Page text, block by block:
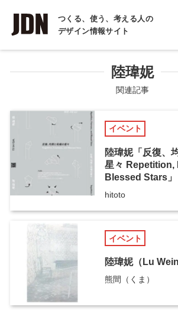
つくる、使う、考える人の
デザイン情報サイト
INTERVIEW
インタビュー
COLUMN
陸瑋妮
関連記事
イベント
陸瑋妮「反復、
星々 Repetition,
Blessed Stars」
hitoto
イベント
陸瑋妮（Lu
熊間（くま）